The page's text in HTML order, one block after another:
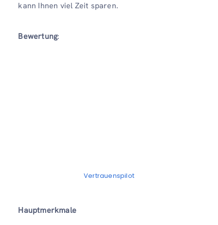
kann Ihnen viel Zeit sparen.
Bewertung:
Vertrauenspilot
Hauptmerkmale